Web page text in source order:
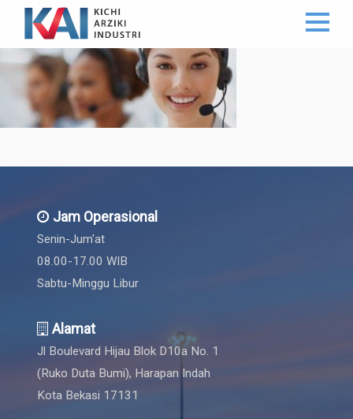
Jam Operasional
Senin-Jum'at
08.00-17.00 WIB
Sabtu-Minggu Libur
Alamat
Jl Boulevard Hijau Blok D10a No. 1
(Ruko Duta Bumi), Harapan Indah
Kota Bekasi 17131